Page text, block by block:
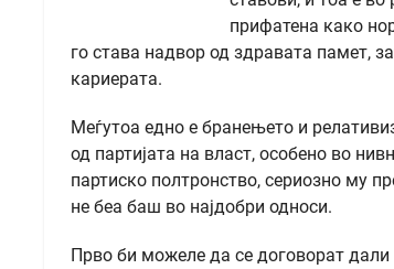
прифатена како
го става надвор од здравата памет,
кариерата.
Меѓутоа едно е бранењето и
од партијата на власт, особено во
партиско полтронство, сериозно му
не беа баш во најдобри односи.
Прво би можеле да се договорат